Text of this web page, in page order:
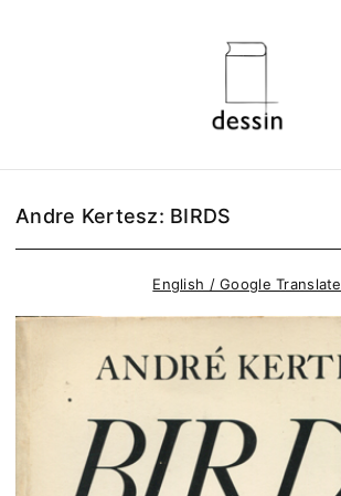
Andre Kertesz: BIRDS
English / Google Translate